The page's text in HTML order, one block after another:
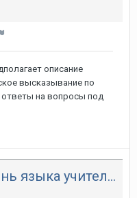
описание
высказывание по
на вопросы под
Как поддержать уровень языка учителю?